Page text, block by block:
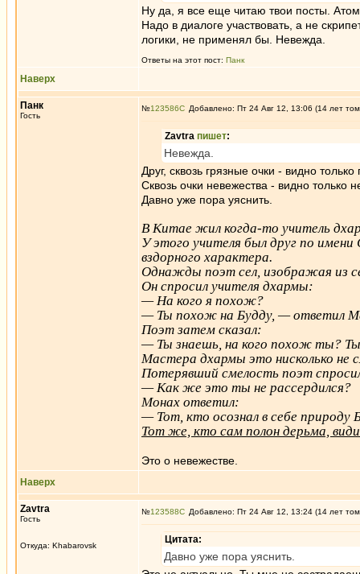
Ну да, я все еще читаю твои посты.
Надо в диалоге участвовать, а не
логики, не применял бы. Невежда.
Ответы на этот пост: Панк
Наверх
Панк
Гость
№123586 Добавлено: Пт 24 Авг 12, 13:06 (14 лет
Zavtra пишет:
Невежда.
Друг, сквозь грязные очки - видно только
Сквозь очки невежества - видно только
Давно уже пора уяснить.
В Китае жил когда-то учитель
У этого учителя был друг по
вздорного характера.
Однажды поэт сел, изображая из
Он спросил учителя дхармы:
— На кого я похож?
— Ты похож на Будду, — ответил
Поэт затем сказал:
— Ты знаешь, на кого похож ты?
Мастера дхармы это нисколько
Потерявший смелость поэт
— Как же это ты не рассердился?
Монах ответил:
— Тот, кто осознал в себе
Тот же, кто сам полон дерьма,
Это о невежестве.
Наверх
Zavtra
Гость
Откуда: Khabarovsk
№123588 Добавлено: Пт 24 Авг 12, 13:24 (14 лет
Цитата:
Давно уже пора уяснить.